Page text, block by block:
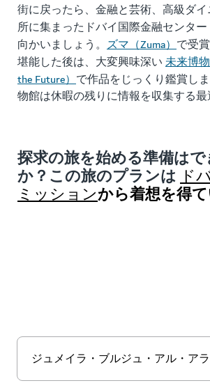
街に戻ったら、金融と芸術、高級ダ
所に集まったドバイ国際金融センター
向かいましょう。 ズマ（Zuma）で受
堪能した後は、大変興味深い 未来博
the Future）で作品をじっくり鑑賞し
物館は休暇の残りに情報を収集する最
探求の旅を始める準備は
か？この旅のプランはド
ミッションから着想を得て